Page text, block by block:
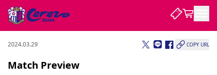
試合・チーム
2024.03.29 COPY URL
Match Preview